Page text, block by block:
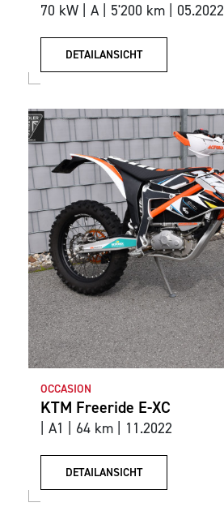
70 kW | A | 5'200 km | 05.2022
DETAILANSICHT
OCCASION
KTM Freeride E-XC
| A1 | 64 km | 11.2022
DETAILANSICHT